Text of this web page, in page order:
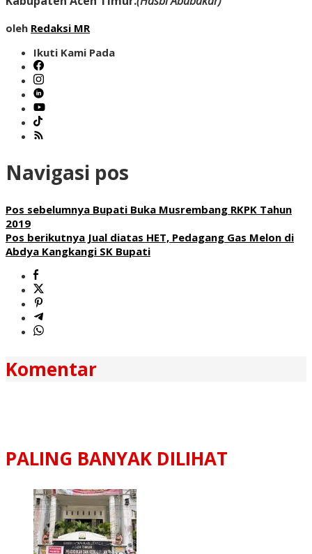
oleh Redaksi MR
Ikuti Kami Pada
Navigasi pos
Pos sebelumnya Bupati Buka Musrembang RKPK Tahun
2019
Pos berikutnya Jual diatas HET, Pedagang Gas Melon di
Abdya Kangkangi SK Bupati
Komentar
PALING BANYAK DILIHAT